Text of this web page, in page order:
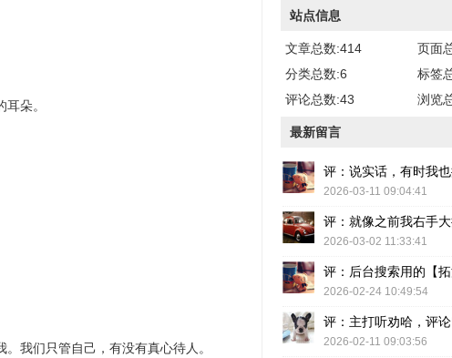
朵。
我们只管自己，有没有真心待人。
站点信息
文章总数:414
页面
分类总数:6
标签
评论总数:43
浏览
最新留言
评：说实话，有时我
2026-03-11 09:04:41
评：就像之前我右手
2026-03-02 11:33:41
评：后台搜索用的【
2026-02-24 10:49:54
评：主打听劝哈，评
2026-02-11 09:03:56